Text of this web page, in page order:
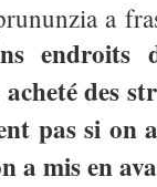
a
des
pas si on
a mis en